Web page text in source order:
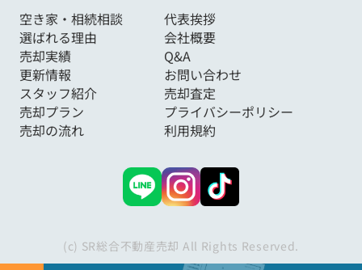
空き家・相続相談
代表挨拶
選ばれる理由
会社概要
売却実績
Q&A
更新情報
お問い合わせ
スタッフ紹介
売却査定
売却プラン
プライバシーポリシー
売却の流れ
利用規約
(c) SR総合不動産売却 All Rights Reserved.